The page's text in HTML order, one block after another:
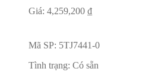
Giá: 4,259,200 ₫
Mã SP: 5TJ7441-0
Tình trạng: Có sẵn